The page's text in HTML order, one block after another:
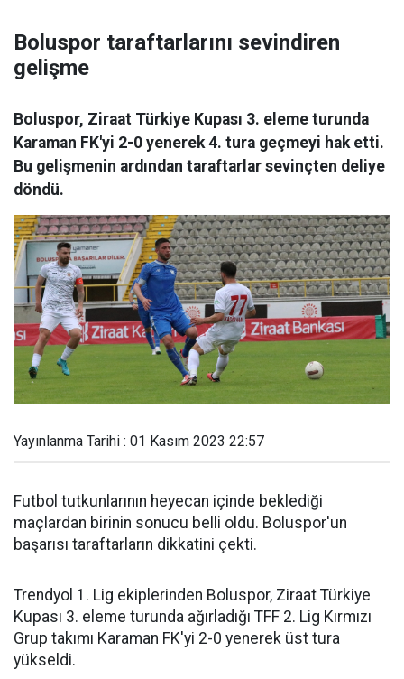
Boluspor taraftarlarını sevindiren
gelişme
Boluspor, Ziraat Türkiye Kupası 3. eleme turunda
Karaman FK'yi 2-0 yenerek 4. tura geçmeyi hak etti.
Bu gelişmenin ardından taraftarlar sevinçten deliye
döndü.
Yayınlanma Tarihi : 01 Kasım 2023 22:57
Futbol tutkunlarının heyecan içinde beklediği
maçlardan birinin sonucu belli oldu. Boluspor'un
başarısı taraftarların dikkatini çekti.
Trendyol 1. Lig ekiplerinden Boluspor, Ziraat Türkiye
Kupası 3. eleme turunda ağırladığı TFF 2. Lig Kırmızı
Grup takımı Karaman FK'yi 2-0 yenerek üst tura
yükseldi.